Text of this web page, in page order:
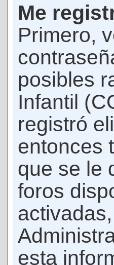
Me
Primero,
posibles
Infantil
registró
entonces
que se le
foros
esta